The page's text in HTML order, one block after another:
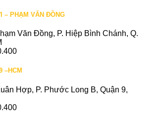
– PHẠM VĂN ĐỒNG
Văn Đồng, P. Hiệp Bình Chánh, Q.
–HCM
Hợp, P. Phước Long B, Quận 9,